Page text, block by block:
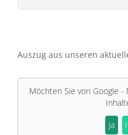
Auszug aus unseren
Möchten Sie von Google -
Ja